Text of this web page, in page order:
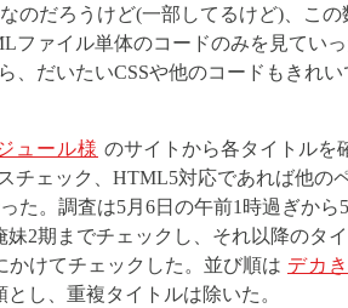
のだろうけど(一部してるけど)、この
ファイル単体のコードのみを見ていっ
、だいたいCSSや他のコードもきれい
ュール様 のサイトから各タイトルを
チェック、HTML5対応であれば他の
た。調査は5月6日の午前1時過ぎから
2期までチェックし、それ以降のタ
かけてチェックした。並び順は デカ
し、重複タイトルは除いた。